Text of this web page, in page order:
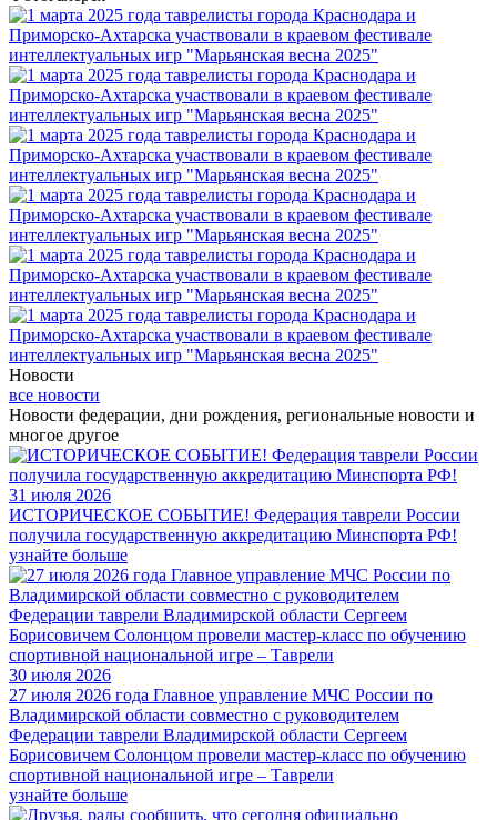
Новости
все новости
Новости федерации, дни рождения, региональные новости и
многое другое
31 июля 2026
ИСТОРИЧЕСКОЕ СОБЫТИЕ! Федерация таврели России
получила государственную аккредитацию Минспорта РФ!
узнайте больше
30 июля 2026
27 июля 2026 года Главное управление МЧС России по
Владимирской области совместно с руководителем
Федерации таврели Владимирской области Сергеем
Борисовичем Солонцом провели мастер-класс по обучению
спортивной национальной игре – Таврели
узнайте больше